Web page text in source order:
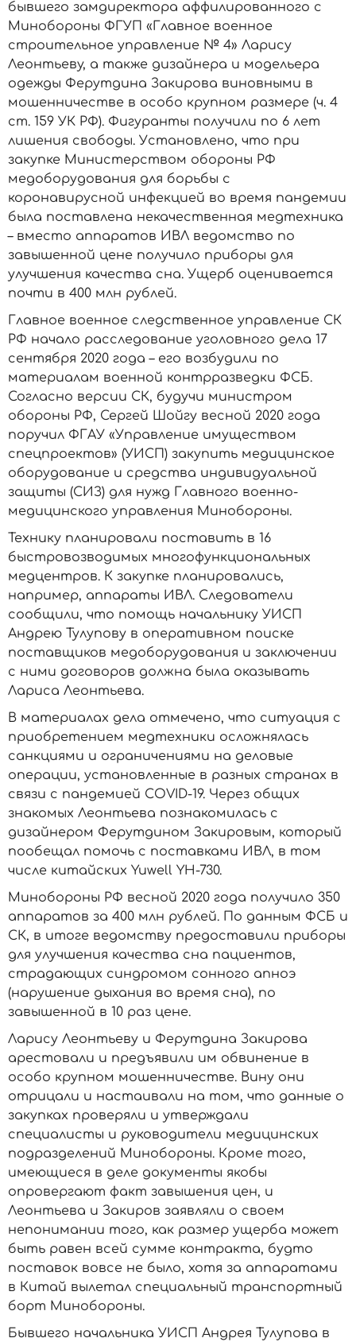
бывшего замдиректора аффилированного с
Минобороны ФГУП «Главное военное
строительное управление № 4» Ларису
Леонтьеву, а также дизайнера и модельера
одежды Ферутдина Закирова виновными в
мошенничестве в особо крупном размере (ч. 4
ст. 159 УК РФ). Фигуранты получили по 6 лет
лишения свободы. Установлено, что при
закупке Министерством обороны РФ
медоборудования для борьбы с
коронавирусной инфекцией во время пандемии
была поставлена некачественная медтехника
– вместо аппаратов ИВЛ ведомство по
завышенной цене получило приборы для
улучшения качества сна. Ущерб оценивается
почти в 400 млн рублей.
Главное военное следственное управление СК
РФ начало расследование уголовного дела 17
сентября 2020 года – его возбудили по
материалам военной контрразведки ФСБ.
Согласно версии СК, будучи министром
обороны РФ, Сергей Шойгу весной 2020 года
поручил ФГАУ «Управление имуществом
спецпроектов» (УИСП) закупить медицинское
оборудование и средства индивидуальной
защиты (СИЗ) для нужд Главного военно-
медицинского управления Минобороны.
Технику планировали поставить в 16
быстровозводимых многофункциональных
медцентров. К закупке планировались,
например, аппараты ИВЛ. Следователи
сообщили, что помощь начальнику УИСП
Андрею Тулупову в оперативном поиске
поставщиков медоборудования и заключении
с ними договоров должна была оказывать
Лариса Леонтьева.
В материалах дела отмечено, что ситуация с
приобретением медтехники осложнялась
санкциями и ограничениями на деловые
операции, установленные в разных странах в
связи с пандемией COVID-19. Через общих
знакомых Леонтьева познакомилась с
дизайнером Ферутдином Закировым, который
пообещал помочь с поставками ИВЛ, в том
числе китайских Yuwell YH-730.
Минобороны РФ весной 2020 года получило 350
аппаратов за 400 млн рублей. По данным ФСБ и
СК, в итоге ведомству предоставили приборы
для улучшения качества сна пациентов,
страдающих синдромом сонного апноэ
(нарушение дыхания во время сна), по
завышенной в 10 раз цене.
Ларису Леонтьеву и Ферутдина Закирова
арестовали и предъявили им обвинение в
особо крупном мошенничестве. Вину они
отрицали и настаивали на том, что данные о
закупках проверяли и утверждали
специалисты и руководители медицинских
подразделений Минобороны. Кроме того,
имеющиеся в деле документы якобы
опровергают факт завышения цен, и
Леонтьева и Закиров заявляли о своем
непонимании того, как размер ущерба может
быть равен всей сумме контракта, будто
поставок вовсе не было, хотя за аппаратами
в Китай вылетал специальный транспортный
борт Минобороны.
Бывшего начальника УИСП Андрея Тулупова в